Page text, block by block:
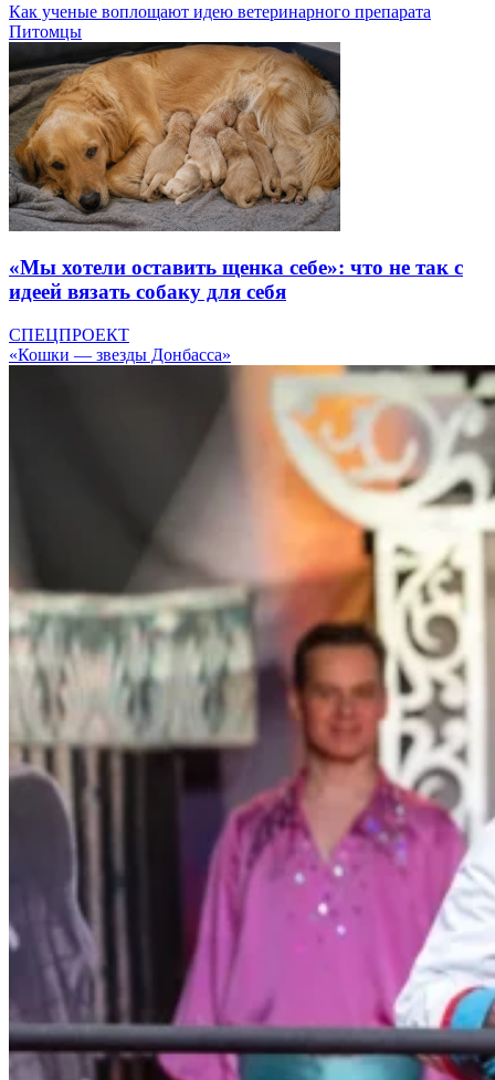
Как ученые воплощают идею ветеринарного препарата
Питомцы
«Мы хотели оставить щенка себе»: что не так с
идеей вязать собаку для себя
СПЕЦПРОЕКТ
«Кошки — звезды Донбасса»